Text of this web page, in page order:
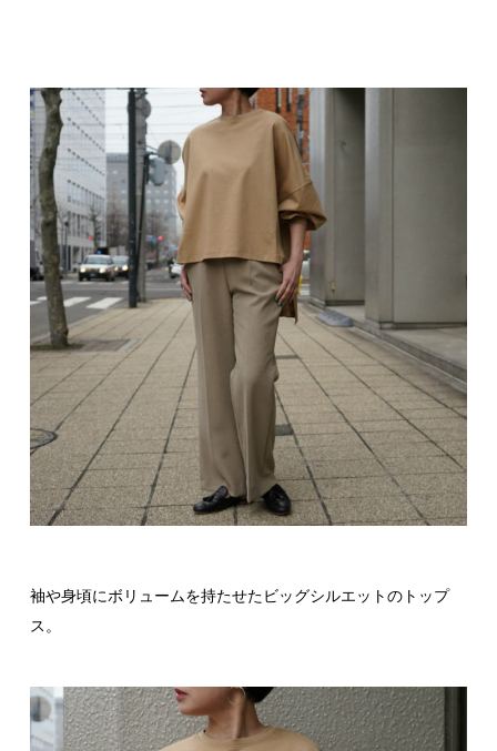
袖や身頃にボリュームを持たせたビッグシルエットのトップ
ス。